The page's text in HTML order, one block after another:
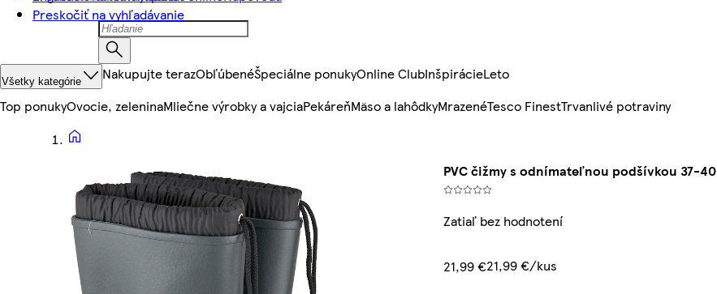
Preskočiť na vyhľadávanie
Všetky kategórie Nakupujte terazObľúbenéŠpeciálne ponukyOnline ClubInšpirácieLeto
Top ponukyOvocie, zeleninaMliečne výrobky a vajciaPekáreňMäso a lahôdkyMrazenéTesco FinestTrvanlivé potraviny
PVC čižmy s odnímateľnou podšívkou 37-40
Zatiaľ bez hodnotení
21,99 €21,99 €/kus